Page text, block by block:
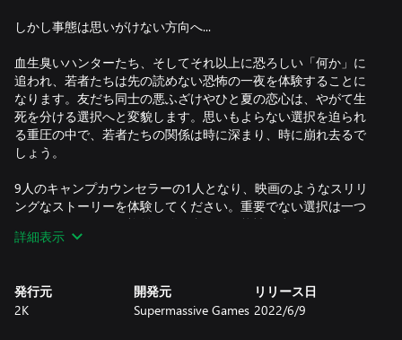
しかし事態は思いがけない方向へ...
血生臭いハンターたち、そしてそれ以上に恐ろしい「何か」に
追われ、若者たちは先の読めない恐怖の一夜を体験することに
なります。友だち同士の悪ふざけやひと夏の恋心は、やがて生
死を分ける選択へと変貌します。思いもよらない選択を迫られ
る重圧の中で、若者たちの関係は時に深まり、時に崩れ去るで
しょう。
9人のキャンプカウンセラーの1人となり、映画のようなスリリ
ングなストーリーを体験してください。重要でない選択は一つ
としてありません。複雑に絡み合った可能性の糸を解きほぐ
し、自分だけの物語を紡ぎあげましょう。一夜のスターとなる
あなたの物語はいったいどんなものになるでしょう？
詳細表示
発行元
2K
開発元
Supermassive Games
リリース日
2022/6/9